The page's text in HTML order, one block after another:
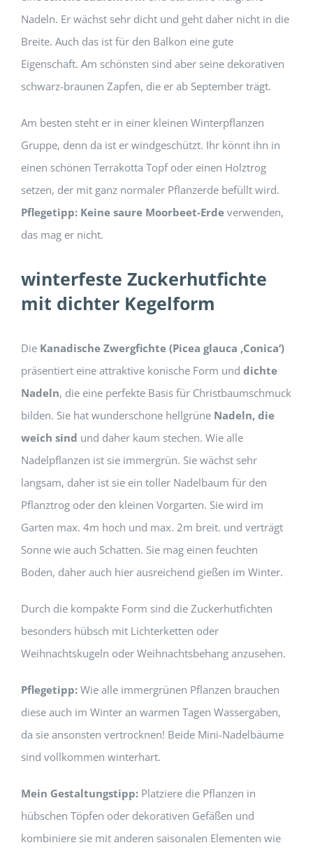
Nadeln. Er wächst sehr dicht und geht daher nicht in die
Breite. Auch das ist für den Balkon eine gute
Eigenschaft. Am schönsten sind aber seine dekorativen
schwarz-braunen Zapfen, die er ab September trägt.
Am besten steht er in einer kleinen Winterpflanzen
Gruppe, denn da ist er windgeschützt. Ihr könnt ihn in
einen schönen Terrakotta Topf oder einen Holztrog
setzen, der mit ganz normaler Pflanzerde befüllt wird.
Pflegetipp: Keine saure Moorbeet-Erdeverwenden,
das mag er nicht.
winterfeste Zuckerhutfichte
mit dichter Kegelform
Die Kanadische Zwergfichte (Picea glauca ‚Conica‘)
präsentiert eine attraktive konische Form und dichte
Nadeln, die eine perfekte Basis für Christbaumschmuck
bilden. Sie hat wunderschone hellgrüne Nadeln, die
weich sind und daher kaum stechen. Wie alle
Nadelpflanzen ist sie immergrün. Sie wächst sehr
langsam, daher ist sie ein toller Nadelbaum für den
Pflanztrog oder den kleinen Vorgarten. Sie wird im
Garten max. 4m hoch und max. 2m breit. und verträgt
Sonne wie auch Schatten. Sie mag einen feuchten
Boden, daher auch hier ausreichend gießen im Winter.
Durch die kompakte Form sind die Zuckerhutfichten
besonders hübsch mit Lichterketten oder
Weihnachtskugeln oder Weihnachtsbehang anzusehen.
Pflegetipp: Wie alle immergrünen Pflanzen brauchen
diese auch im Winter an warmen Tagen Wassergaben,
da sie ansonsten vertrocknen! Beide Mini-Nadelbäume
sind vollkommen winterhart.
Mein Gestaltungstipp:Platziere die Pflanzen in
hübschen Töpfen oder dekorativen Gefäßen und
kombiniere sie mit anderen saisonalen Elementen wie